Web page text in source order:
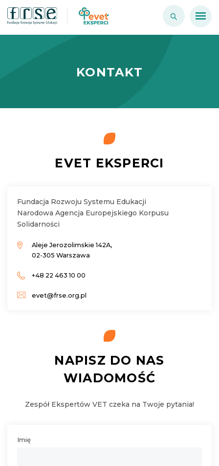
KONTAKT
EVET EKSPERCI
Fundacja Rozwoju Systemu Edukacji
Narodowa Agencja Europejskiego Korpusu
Solidarności
Aleje Jerozolimskie 142A,
02-305 Warszawa
+48 22 463 10 00
evet@frse.org.pl
NAPISZ DO NAS
WIADOMOŚĆ
Zespół Ekspertów VET czeka na Twoje pytania!
Imię